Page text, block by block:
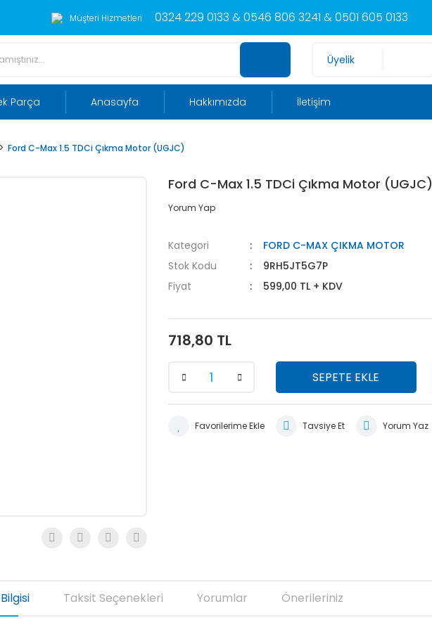
Müşteri Hizmetleri 0324 229 0133 & 0546 806 3241 & 0501 605 0133
Üyelik
Parça Anasayfa Hakkımızda İletişim
Ford C-Max 1.5 TDCi Çıkma Motor (UGJC)
Ford C-Max 1.5 TDCi Çıkma Motor (UGJC)
Yorum Yap
Kategori
FORD C-MAX ÇIKMA MOTOR
Stok Kodu
9RH5JT5G7P
Fiyat
599,00 TL + KDV
718,80 TL
SEPETE EKLE
Tavsiye Et Yorum Yaz
Taksit Seçenekleri Yorumlar Önerileriniz